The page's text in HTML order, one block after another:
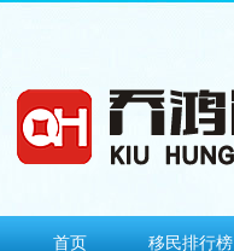
首页 移民排行榜